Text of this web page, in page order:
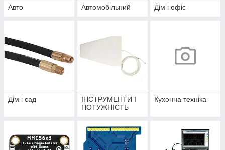
Авто Автомобільний Дім і офіс
Дім і сад
ІНСТРУМЕНТИ І
ПОТУЖНІСТЬ
Кухонна техніка